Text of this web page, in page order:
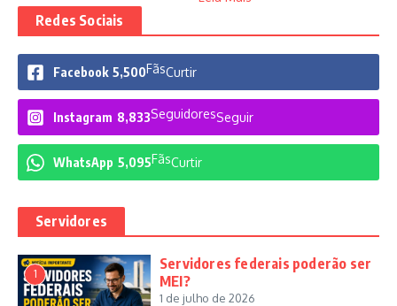
Redes Sociais
Facebook 5,500FãsCurtir
Instagram 8,833SeguidoresSeguir
WhatsApp 5,095FãsCurtir
Servidores
1
Servidores federais poderão ser
MEI?
1 de julho de 2026